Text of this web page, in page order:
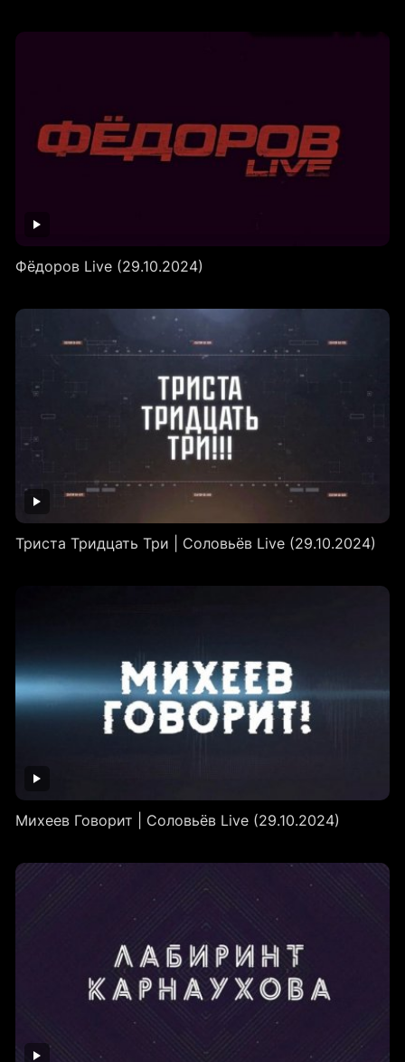
Фёдоров Live (29.10.2024)
Триста Тридцать Три | Соловьёв Live (29.10.2024)
Михеев Говорит | Соловьёв Live (29.10.2024)